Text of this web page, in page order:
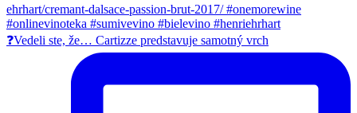
❓Vedeli ste, že… Cartizze predstavuje samotný vrch